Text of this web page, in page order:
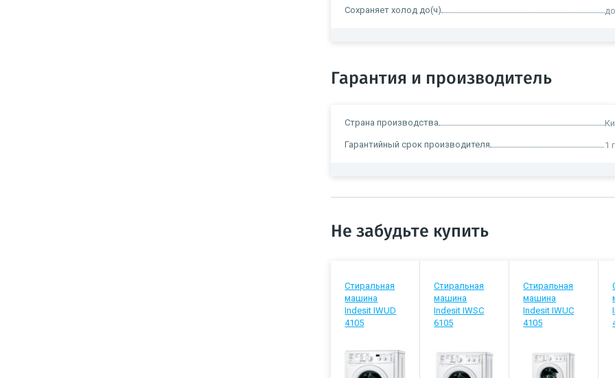
Сохраняет холод до(ч)
Гарантия и производитель
Страна производства
Гарантийный срок производителя 1
Не забудьте купить
Стиральная
машина
Indesit IWUD
4105
Стиральная
машина
Indesit IWSC
6105
Стиральная
машина
Indesit IWUC
4105